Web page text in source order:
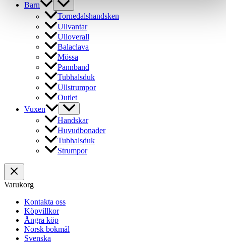
Barn
Tornedalshandsken
Ullvantar
Ulloverall
Balaclava
Mössa
Pannband
Tubhalsduk
Ullstrumpor
Outlet
Vuxen
Handskar
Huvudbonader
Tubhalsduk
Strumpor
Varukorg
Kontakta oss
Köpvillkor
Ångra köp
Norsk bokmål
Svenska